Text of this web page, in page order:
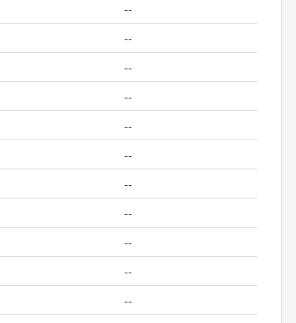
--
--
--
--
--
--
--
--
--
--
--